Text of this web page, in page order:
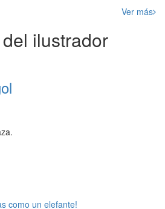
Ver más
ilustrador